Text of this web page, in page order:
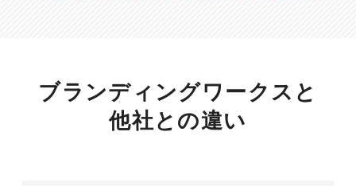
ブランディングワークスと
他社との違い